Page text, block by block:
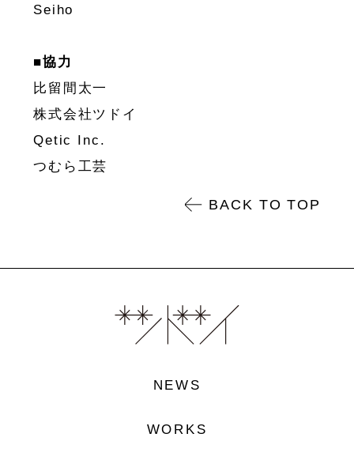
Seiho
■協力
比留間太一
株式会社ツドイ
Qetic Inc.
つむら工芸
BACK TO TOP
NEWS
WORKS